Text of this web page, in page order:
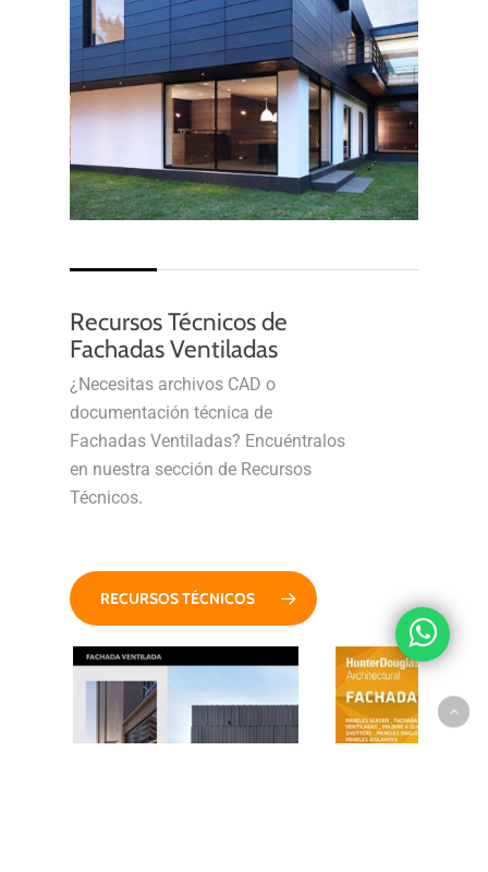
Recursos Técnicos de
Fachadas Ventiladas
¿Necesitas archivos CAD o
documentación técnica de
Fachadas Ventiladas? Encuéntralos
en nuestra sección de Recursos
Técnicos.
RECURSOS TÉCNICOS